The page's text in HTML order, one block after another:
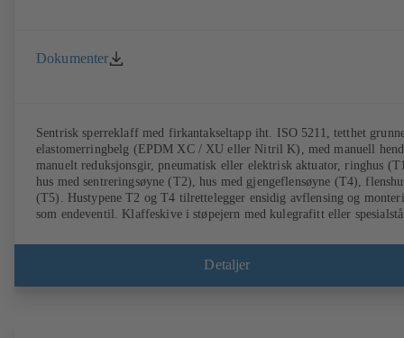
Dokumenter
Sentrisk sperreklaff med firkantakseltapp iht. ISO 5211, tetthet
elastomerringbelg (EPDM XC / XU eller Nitril K), med manuell
manuelt reduksjonsgir, pneumatisk eller elektrisk aktuator, ringhus
hus med sentreringsøyne (T2), hus med gjengeflensøyne (T4),
(T5). Hustypene T2 og T4 tilrettelegger ensidig avflensing og
som endeventil. Klaffeskive i støpejern med kulegrafitt eller
Detaljer